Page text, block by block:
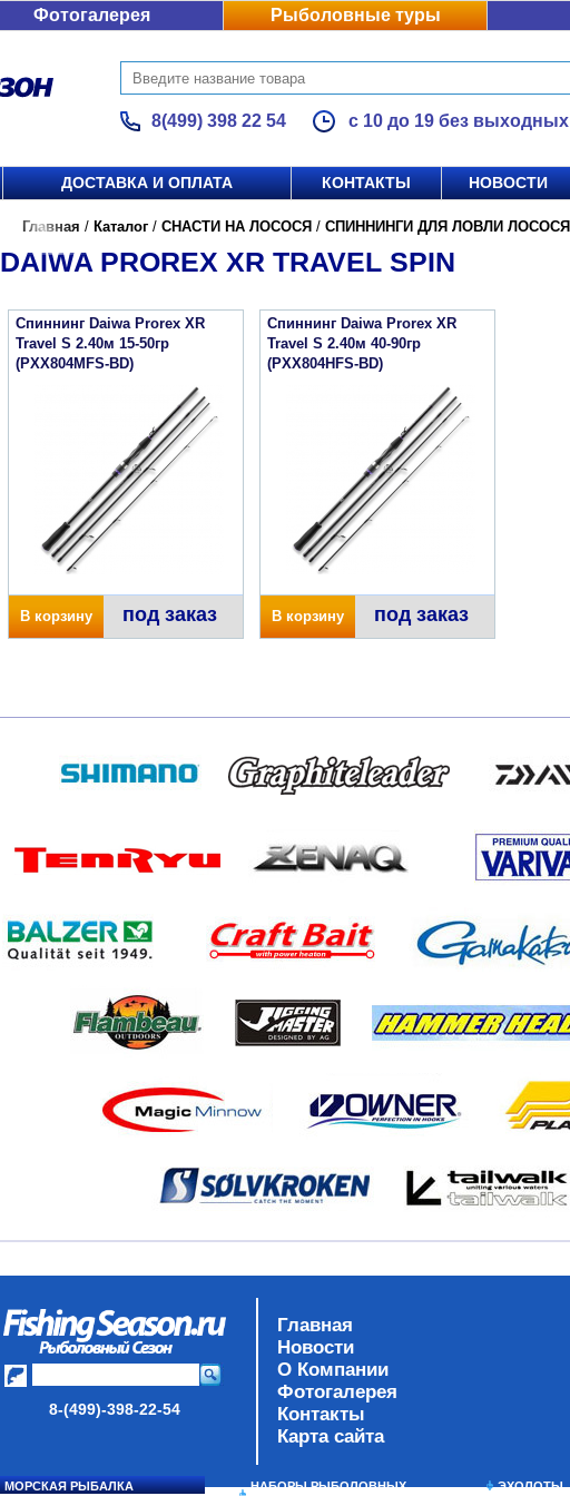
Фотогалерея Рыболовные туры
8(499) 398 22 54 с 10 до 19 без выходных
ДОСТАВКА И ОПЛАТА КОНТАКТЫ НОВОСТИ
Главная / Каталог / СНАСТИ НА ЛОСОСЯ / СПИННИНГИ ДЛЯ ЛОВЛИ ЛОСОСЯ
DAIWA PROREX XR TRAVEL SPIN
Спиннинг Daiwa Prorex XR
Travel S 2.40м 15-50гр
(PXX804MFS-BD)
В корзину под заказ
Спиннинг Daiwa Prorex XR
Travel S 2.40м 40-90гр
(PXX804HFS-BD)
В корзину под заказ
8-(499)-398-22-54
Главная
Новости
О Компании
Фотогалерея
Контакты
Карта сайта
МОРСКАЯ РЫБАЛКА
НАБОРЫ РЫБОЛОВНЫХ
ЭХОЛОТЫ